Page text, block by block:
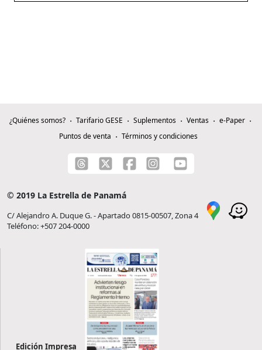
¿Quiénes somos? Tarifario GESE Suplementos Ventas
e-Paper
Puntos de venta
Términos y condiciones
© 2019 La Estrella de Panamá
C/ Alejandro A. Duque G. - Apartado 0815-00507, Zona 4
Teléfono: +507 204-0000
Edición Impresa